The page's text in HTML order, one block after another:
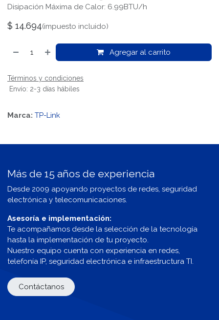
Disipación Máxima de Calor: 6.99BTU/h
$ 14.694(impuesto incluido)
Agregar al carrito
Términos y condiciones
Envío: 2-3 días hábiles
Marca: TP-Link
Más de 15 años de experiencia
Desde 2009 apoyando proyectos de redes, seguridad
electrónica y telecomunicaciones.
Asesoría e implementación:
Te acompañamos desde la selección de la tecnología
hasta la implementación de tu proyecto.
Nuestro equipo cuenta con experiencia en redes,
telefonía IP, seguridad electrónica e infraestructura TI.
Contáctanos